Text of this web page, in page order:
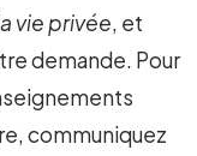
vie privée, et
demande. Pour
communiquez